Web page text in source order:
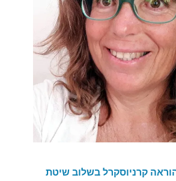
קרניוסקרל בשלוב שיטת